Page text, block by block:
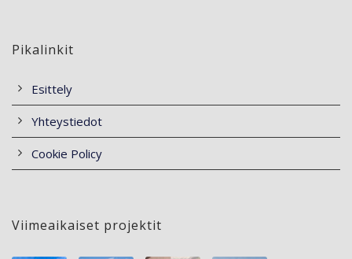
Pikalinkit
Esittely
Yhteystiedot
Cookie Policy
Viimeaikaiset projektit